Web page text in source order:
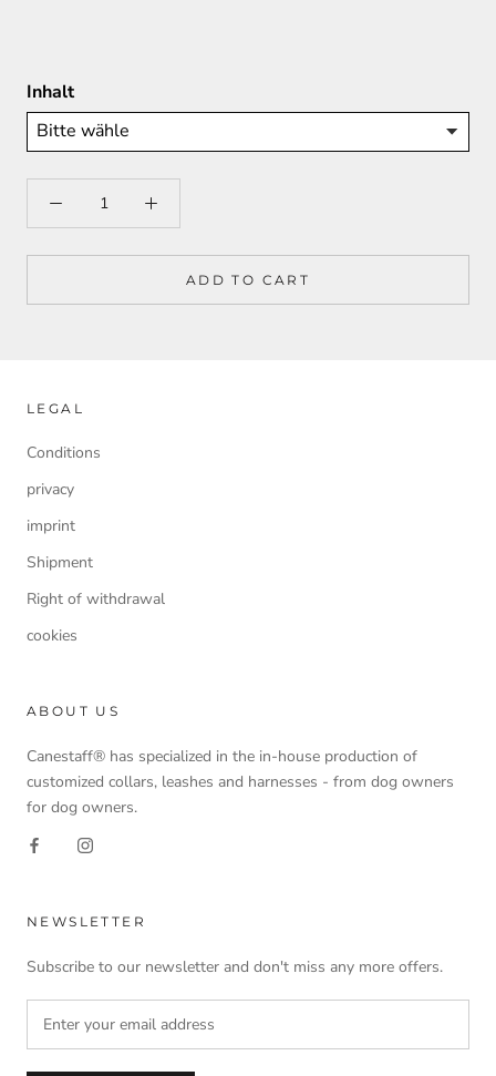
Inhalt
ADD TO CART
LEGAL
Conditions
privacy
imprint
Shipment
Right of withdrawal
cookies
ABOUT US
Canestaff® has specialized in the in-house production of
customized collars, leashes and harnesses - from dog owners
for dog owners.
NEWSLETTER
Subscribe to our newsletter and don't miss any more offers.